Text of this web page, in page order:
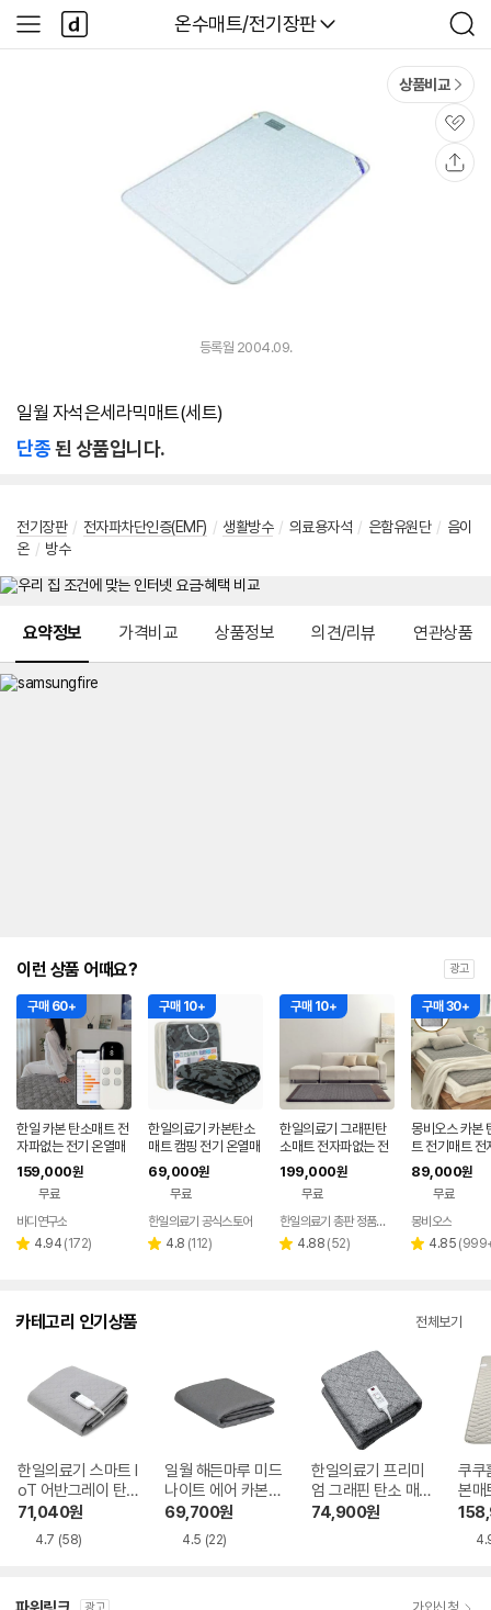
다나와
온수매트/전기장판
검
색
사
이
다
나
와
상품비교
관
심
등록월 2004.09.
일월 자석은세라믹매트(세트)
단종된 상품입니다.
전기장판 / 전자파차단인증(EMF) / 생활방수 / 의료용자석 / 은함유원단 / 음이
온 / 방수
요약정보 가격비교 상품정보 의견/리뷰 연관상품
이런 상품 어때요? 광고
구매 60+
한일 카본 탄소매트 전
자파없는 전기 온열매
트 장판 2인용 1인용 S
S 그레이
159,000원
무료
바디연구소
별 4.94 리
(172)
구매 10+
한일의료기 카본탄소
매트 캠핑 전기 온열매
트 캠핑용 전기장판 여
행용 미니 전기요 중
69,000원
무료
한일의료기 공식스토어
별 4.8 리
(112)
구매 10+
한일의료기 그래핀탄
소매트 전자파없는 전
기장판 온열매트 싱글
1인용 분리난방
199,000원
무료
한일의료기 총판 정품스토어
별 4.88 리
(52)
구매 30+
몽비오스 카본
트 전기매트 전
는 그래핀 온열
대 전기장판
200cm, 연그
89,000원
무료
몽비오스
별 4.85 리
(
카테고리 인기상품 전체보기
한일의료기 스마트 I
oT 어반그레이 탄
소매트 HL-APP
71,040원
4.7 (58)
일월 해든마루 미드
나이트 에어 카본매
트
69,700원
4.5 (22)
한일의료기 프리미
엄 그래핀 탄소 매
트
74,900원
쿠쿠
본매